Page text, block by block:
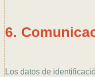
6.
Los datos de